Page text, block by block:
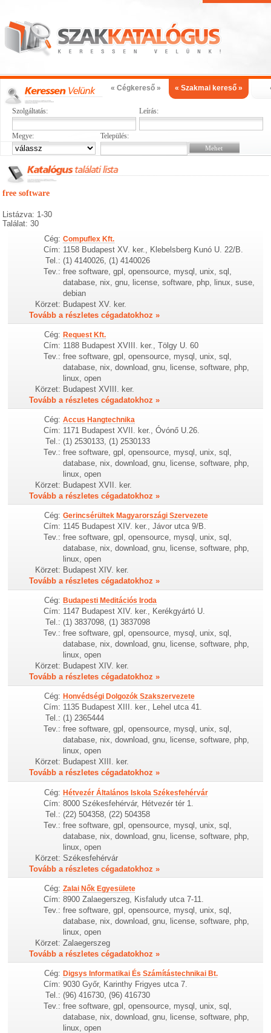
« Cégkereső » « Szakmai kereső »
Szolgáltatás: Leírás:
Megye: Település:
free software
Listázva: 1-30
Találat: 30
Cég: Compuflex Kft.
Cím: 1158 Budapest XV. ker., Klebelsberg Kunó U. 22/B.
Tel.: (1) 4140026, (1) 4140026
Tev.: free software, gpl, opensource, mysql, unix, sql,
database, nix, gnu, license, software, php, linux, suse,
debian
Körzet: Budapest XV. ker.
Tovább a részletes cégadatokhoz »
Cég: Request Kft.
Cím: 1188 Budapest XVIII. ker., Tölgy U. 60
Tev.: free software, gpl, opensource, mysql, unix, sql,
database, nix, download, gnu, license, software, php,
linux, open
Körzet: Budapest XVIII. ker.
Tovább a részletes cégadatokhoz »
Cég: Accus Hangtechnika
Cím: 1171 Budapest XVII. ker., Óvónő U.26.
Tel.: (1) 2530133, (1) 2530133
Tev.: free software, gpl, opensource, mysql, unix, sql,
database, nix, download, gnu, license, software, php,
linux, open
Körzet: Budapest XVII. ker.
Tovább a részletes cégadatokhoz »
Cég: Gerincsérültek Magyarországi Szervezete
Cím: 1145 Budapest XIV. ker., Jávor utca 9/B.
Tev.: free software, gpl, opensource, mysql, unix, sql,
database, nix, download, gnu, license, software, php,
linux, open
Körzet: Budapest XIV. ker.
Tovább a részletes cégadatokhoz »
Cég: Budapesti Meditációs Iroda
Cím: 1147 Budapest XIV. ker., Kerékgyártó U.
Tel.: (1) 3837098, (1) 3837098
Tev.: free software, gpl, opensource, mysql, unix, sql,
database, nix, download, gnu, license, software, php,
linux, open
Körzet: Budapest XIV. ker.
Tovább a részletes cégadatokhoz »
Cég: Honvédségi Dolgozók Szakszervezete
Cím: 1135 Budapest XIII. ker., Lehel utca 41.
Tel.: (1) 2365444
Tev.: free software, gpl, opensource, mysql, unix, sql,
database, nix, download, gnu, license, software, php,
linux, open
Körzet: Budapest XIII. ker.
Tovább a részletes cégadatokhoz »
Cég: Hétvezér Általános Iskola Székesfehérvár
Cím: 8000 Székesfehérvár, Hétvezér tér 1.
Tel.: (22) 504358, (22) 504358
Tev.: free software, gpl, opensource, mysql, unix, sql,
database, nix, download, gnu, license, software, php,
linux, open
Körzet: Székesfehérvár
Tovább a részletes cégadatokhoz »
Cég: Zalai Nők Egyesülete
Cím: 8900 Zalaegerszeg, Kisfaludy utca 7-11.
Tev.: free software, gpl, opensource, mysql, unix, sql,
database, nix, download, gnu, license, software, php,
linux, open
Körzet: Zalaegerszeg
Tovább a részletes cégadatokhoz »
Cég: Digsys Informatikai És Számítástechnikai Bt.
Cím: 9030 Győr, Karinthy Frigyes utca 7.
Tel.: (96) 416730, (96) 416730
Tev.: free software, gpl, opensource, mysql, unix, sql,
database, nix, download, gnu, license, software, php,
linux, open